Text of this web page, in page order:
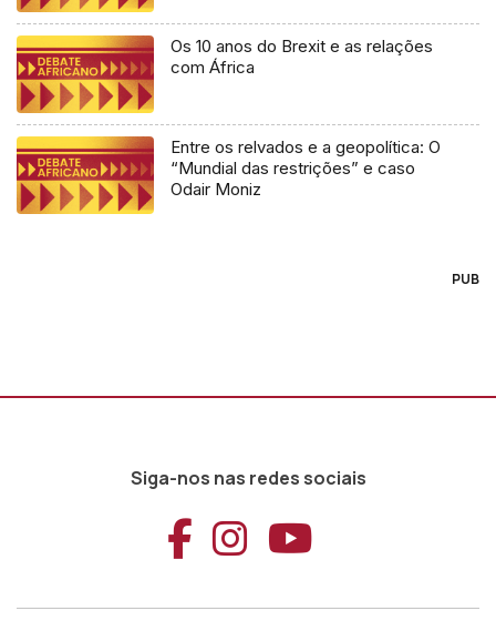
Os 10 anos do Brexit e as relações
com África
Entre os relvados e a geopolítica: O
“Mundial das restrições” e caso
Odair Moniz
PUB
Siga-nos nas redes sociais
Aceder ao
Aceder ao
Aceder